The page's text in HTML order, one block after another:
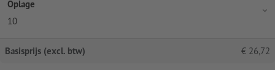
Oplage
10
Basisprijs (excl. btw) € 26,72